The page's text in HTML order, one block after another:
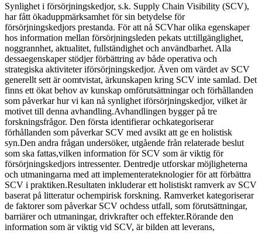
Synlighet i försörjningskedjor, s.k. Supply Chain Visibility (SCV),
har fått ökaduppmärksamhet för sin betydelse för
försörjningskedjors prestanda. För att nå SCVhar olika egenskaper
hos information mellan försörjningsleden pekats ut:tillgänglighet,
noggrannhet, aktualitet, fullständighet och användbarhet. Alla
dessaegenskaper stödjer förbättring av både operativa och
strategiska aktiviteter iförsörjningskedjor. Även om värdet av SCV
generellt sett är oomtvistat, ärkunskapen kring SCV inte samlad. Det
finns ett ökat behov av kunskap omförutsättningar och förhållanden
som påverkar hur vi kan nå synlighet iförsörjningskedjor, vilket är
motivet till denna avhandling.Avhandlingen bygger på tre
forskningsfrågor. Den första identifierar ochkategoriserar
förhållanden som påverkar SCV med avsikt att ge en holistisk
syn.Den andra frågan undersöker, utgående från relaterade beslut
som ska fattas,vilken information för SCV som är viktig för
försörjningskedjors intressenter. Dentredje utforskar möjligheterna
och utmaningarna med att implementerateknologier för att förbättra
SCV i praktiken.Resultaten inkluderar ett holistiskt ramverk av SCV
baserat på litteratur ochempirisk forskning. Ramverket kategoriserar
de faktorer som påverkar SCV ochdess utfall, som förutsättningar,
barriärer och utmaningar, drivkrafter och effekter.Rörande den
information som är viktig vid SCV, är bilden att leverans,